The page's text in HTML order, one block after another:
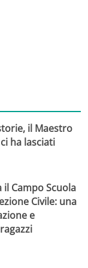
il Maestro
ha lasciati
il Campo Scuola
Civile: una
e